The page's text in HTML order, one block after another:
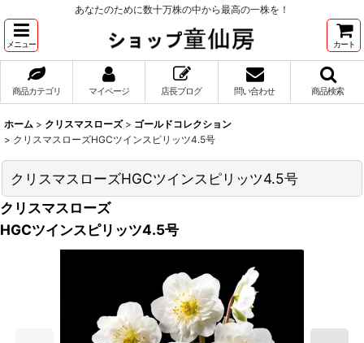
あなたのために数十万株の中から最高の一株を！
メニュー カート
商品カテゴリ マイページ 店長ブログ 問い合わせ 商品検索
ホーム > クリスマスローズ > ゴールドコレクション
> クリスマスローズHGCツインスピリッツ4.5号
クリスマスローズHGCツインスピリッツ4.5号
クリスマスローズ
HGCツインスピリッツ4.5号